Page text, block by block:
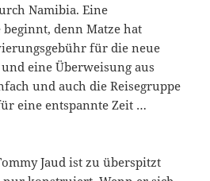
Namibia. Eine
denn Matze hat
für die neue
eine Überweisung aus
und auch die Reisegruppe
eine entspannte Zeit …
Jaud ist zu überspitzt